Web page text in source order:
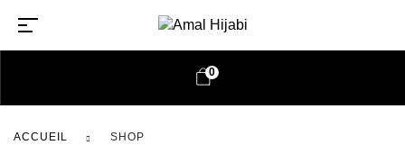
0
ACCUEIL SHOP